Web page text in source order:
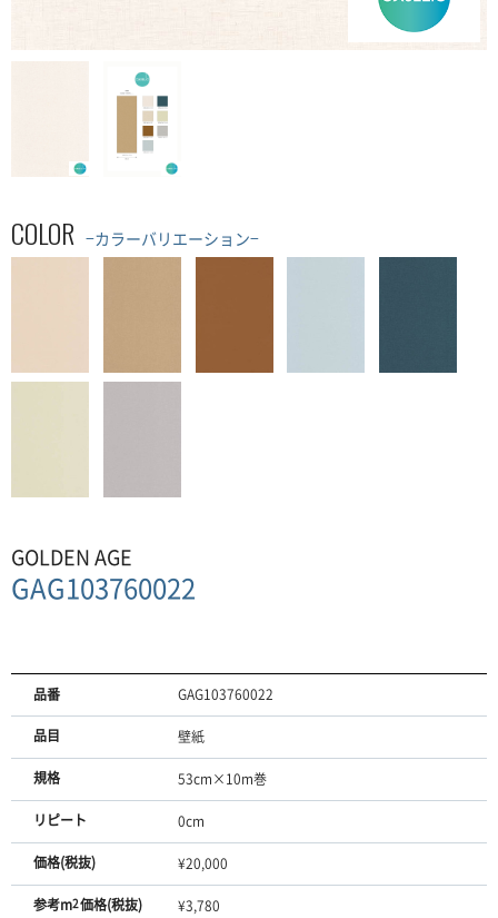
COLOR −カラーバリエーション−
GOLDEN AGE
GAG103760022
品番 GAG103760022
品目 壁紙
規格 53cm×10m巻
リピート 0cm
価格(税抜) ¥20,000
参考m2価格(税抜) ¥3,780